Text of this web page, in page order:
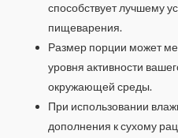
способствует лучшему
пищеварения.
Размер порции может
уровня активности
окружающей среды.
При использовании
дополнения к сухому